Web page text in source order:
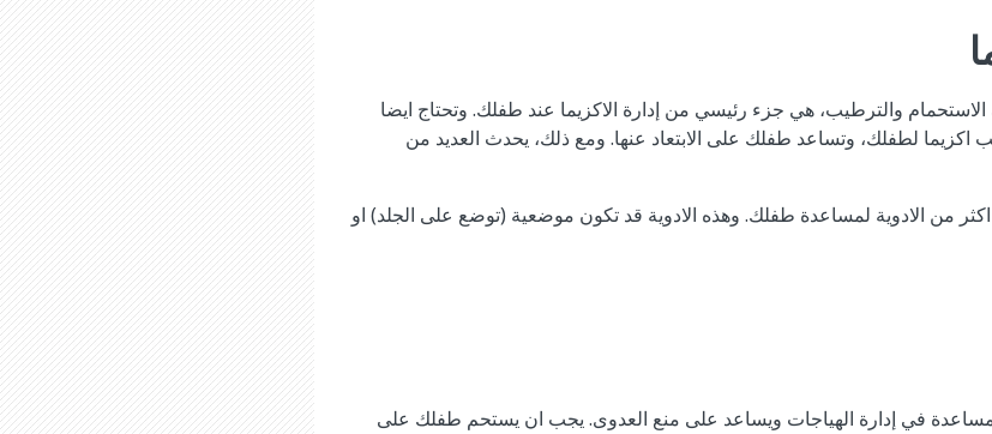
الاستحمام والترطيب، هي جزء رئيسي من إدارة الاكزيما عند طفلك. وتحتاج ايضا
اكزيما لطفلك، وتساعد طفلك على الابتعاد عنها. ومع ذلك، يحدث العديد من
من الادوية لمساعدة طفلك. وهذه الادوية قد تكون موضعية (توضع على الجلد) او
في إدارة الهياجات ويساعد على منع العدوى. يجب ان يستحم طفلك على